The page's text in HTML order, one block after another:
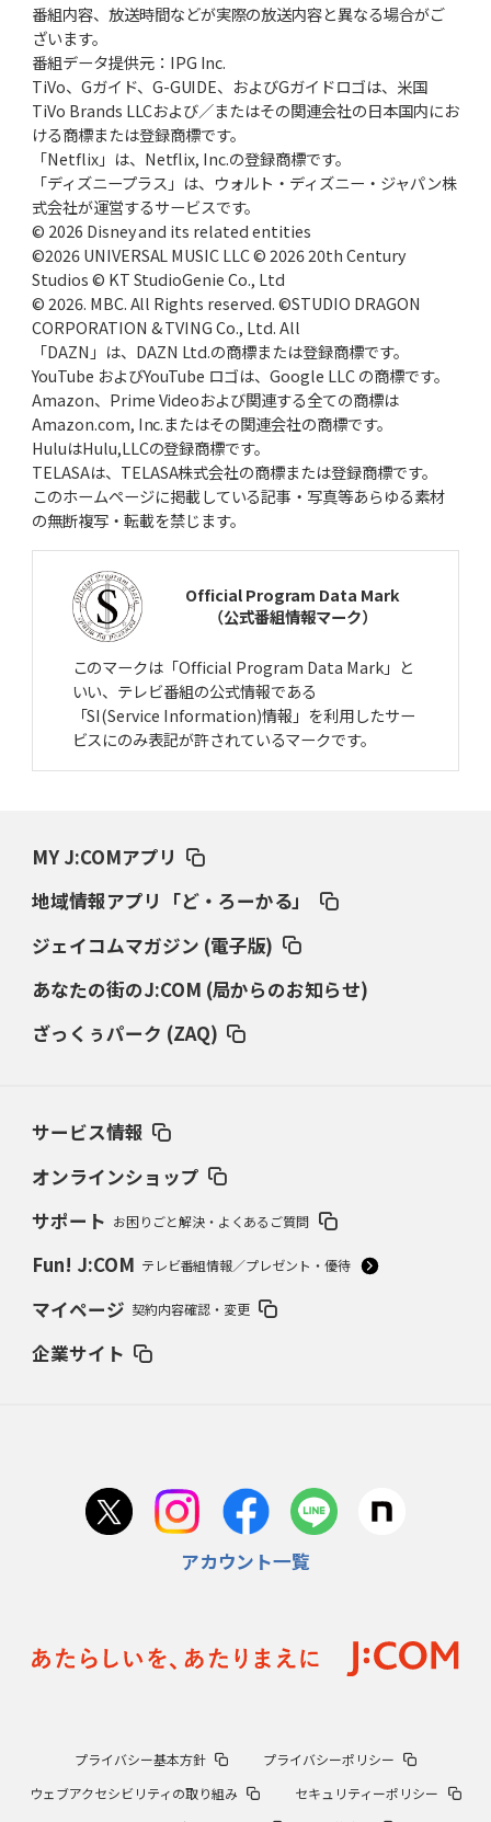
番組内容、放送時間などが実際の放送内容と異なる場合がご
ざいます。
番組データ提供元：IPG Inc.
TiVo、Gガイド、G-GUIDE、およびGガイドロゴは、米国
TiVo Brands LLCおよび／またはその関連会社の日本国内にお
ける商標または登録商標です。
「Netflix」は、Netflix, Inc.の登録商標です。
「ディズニープラス」は、ウォルト・ディズニー・ジャパン株
式会社が運営するサービスです。
© 2026 Disney and its related entities
©2026 UNIVERSAL MUSIC LLC © 2026 20th Century
Studios © KT StudioGenie Co., Ltd
© 2026. MBC. All Rights reserved. ©STUDIO DRAGON
CORPORATION & TVING Co., Ltd. All
「DAZN」は、DAZN Ltd.の商標または登録商標です。
YouTube およびYouTube ロゴは、Google LLC の商標です。
Amazon、Prime Videoおよび関連する全ての商標は
Amazon.com, Inc.またはその関連会社の商標です。
HuluはHulu,LLCの登録商標です。
TELASAは、TELASA株式会社の商標または登録商標です。
このホームページに掲載している記事・写真等あらゆる素材
の無断複写・転載を禁じます。
Official Program Data Mark
（公式番組情報マーク）
このマークは「Official Program Data Mark」と
いい、テレビ番組の公式情報である
「SI(Service Information)情報」を利用したサー
ビスにのみ表記が許されているマークです。
MY J:COMアプリ
地域情報アプリ「ど・ろーかる」
ジェイコムマガジン (電子版)
あなたの街のJ:COM (局からのお知らせ)
ざっくぅパーク (ZAQ)
サービス情報
オンラインショップ
サポート お困りごと解決・よくあるご質問
Fun! J:COM テレビ番組情報／プレゼント・優待
マイページ 契約内容確認・変更
企業サイト
アカウント一覧
プライバシー基本方針
プライバシーポリシー
ウェブアクセシビリティの取り組み
セキュリティーポリシー